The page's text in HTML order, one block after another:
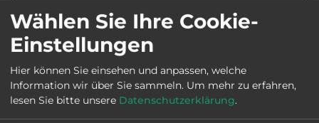
Straße: Lipovo bb
Öffnungszeiten: 15.4. bis 30.9.
Wählen Sie Ihre Cookie-
Einstellungen
Hier können Sie einsehen und anpassen, welche
Information wir über Sie sammeln. Um mehr zu erfahren,
lesen Sie bitte unsere Datenschutzerklärung.